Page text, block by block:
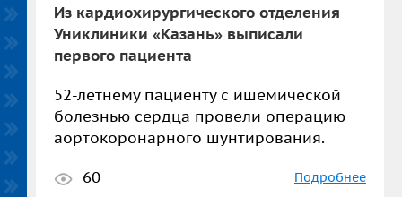
Из кардиохирургического отделения
Униклиники «Казань» выписали
первого пациента
52-летнему пациенту с ишемической
болезнью сердца провели операцию
аортокоронарного шунтирования.
60
Подробнее